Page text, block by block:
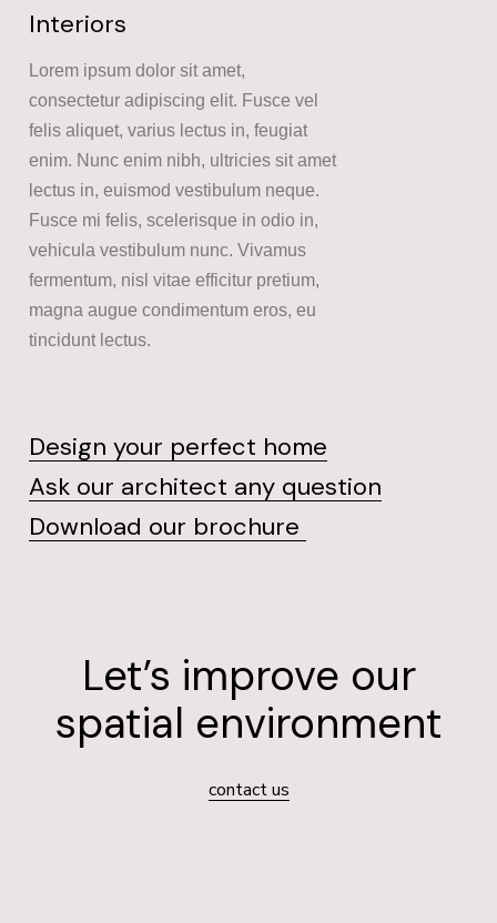
Interiors
Lorem ipsum dolor sit amet,
consectetur adipiscing elit. Fusce vel
felis aliquet, varius lectus in, feugiat
enim. Nunc enim nibh, ultricies sit amet
lectus in, euismod vestibulum neque.
Fusce mi felis, scelerisque in odio in,
vehicula vestibulum nunc. Vivamus
fermentum, nisl vitae efficitur pretium,
magna augue condimentum eros, eu
tincidunt lectus.
Design your perfect home
Ask our architect any question
Download our brochure
Let’s improve our
spatial environment
contact us